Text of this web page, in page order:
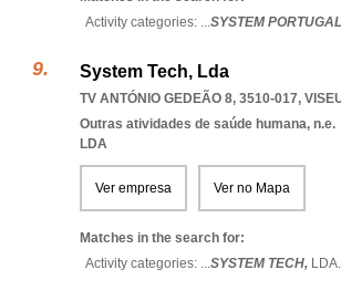
Activity categories: ...SYSTEM
System Tech, Lda
TV ANTÓNIO GEDEÃO 8, 3510-017,
Outras atividades de saúde humana, n.e.
LDA
Ver empresa Ver no Mapa
Matches in the search for:
Activity categories: ...SYSTEM TECH, LDA